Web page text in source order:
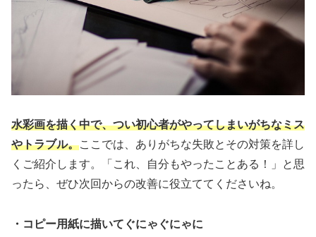
水彩画を描く中で、つい初心者がやってしまいがちなミス
やトラブル。ここでは、ありがちな失敗とその対策を詳し
くご紹介します。「これ、自分もやったことある！」と思
ったら、ぜひ次回からの改善に役立ててくださいね。
・コピー用紙に描いてぐにゃぐにゃに